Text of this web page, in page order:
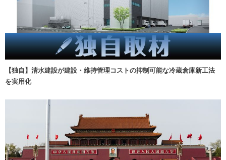
【独自】清水建設が建設・維持管理コストの抑制可能な冷蔵倉庫新工法
を実用化